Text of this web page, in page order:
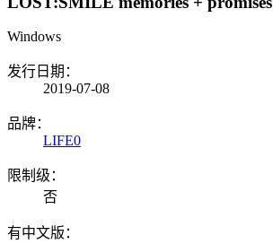
Windows
发行日期：
2019-07-08
品牌：
LIFE0
限制级：
否
有中文版：